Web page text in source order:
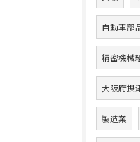
自動車部
精密機械
大阪府摂
製造業